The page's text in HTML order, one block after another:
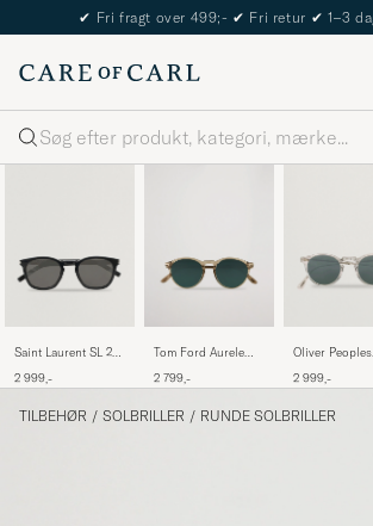
The Care of Carl Passport
Søg
Saint Laurent SL 28
2 999,-
Tom Ford Aurele
Beige/Blue
2 799,-
Oliver Peoples
Sunglasses
Photochromic
2 999,-
TILBEHØR / SOLBRILLER / RUNDE SOLBRILLER